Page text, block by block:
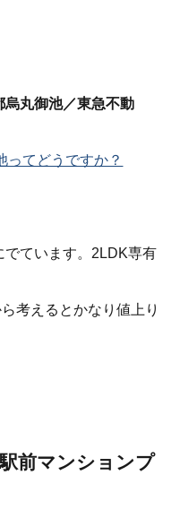
烏丸御池／東急不動
ってどうですか？
ています。2LDK専有
考えるとかなり値上り
前マンションプ